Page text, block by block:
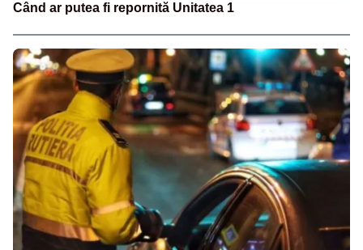
Când ar putea fi repornită Unitatea 1